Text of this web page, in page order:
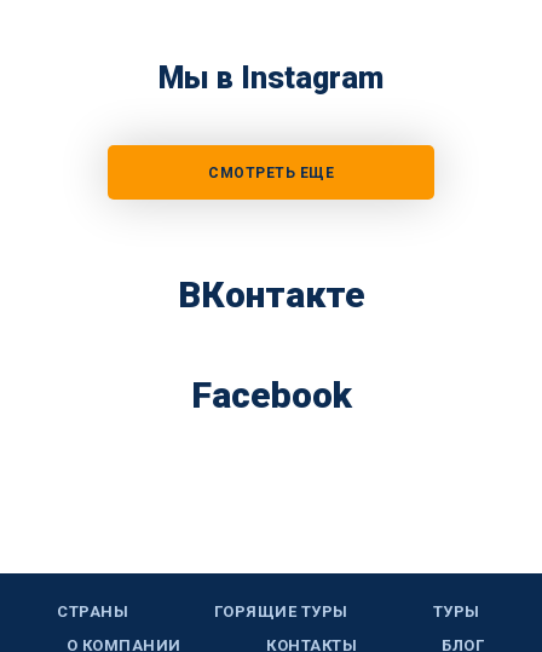
Мы в Instagram
СМОТРЕТЬ ЕЩЕ
ВКонтакте
Facebook
СТРАНЫ ГОРЯЩИЕ ТУРЫ
ТУРЫ
О КОМПАНИИ
КОНТАКТЫ БЛОГ